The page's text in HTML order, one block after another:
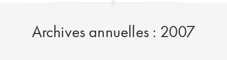
Archives annuelles : 2007